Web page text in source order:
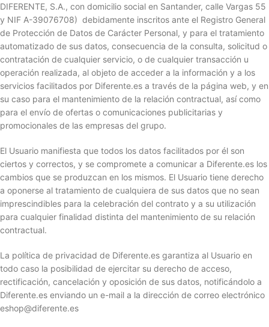
DIFERENTE, S.A., con domicilio social en Santander, calle Vargas 55
y NIF A-39076708) debidamente inscritos ante el Registro General
de Protección de Datos de Carácter Personal, y para el tratamiento
automatizado de sus datos, consecuencia de la consulta, solicitud o
contratación de cualquier servicio, o de cualquier transacción u
operación realizada, al objeto de acceder a la información y a los
servicios facilitados por Diferente.es a través de la página web, y en
su caso para el mantenimiento de la relación contractual, así como
para el envío de ofertas o comunicaciones publicitarias y
promocionales de las empresas del grupo.
El Usuario manifiesta que todos los datos facilitados por él son
ciertos y correctos, y se compromete a comunicar a Diferente.es los
cambios que se produzcan en los mismos. El Usuario tiene derecho
a oponerse al tratamiento de cualquiera de sus datos que no sean
imprescindibles para la celebración del contrato y a su utilización
para cualquier finalidad distinta del mantenimiento de su relación
contractual.
La política de privacidad de Diferente.es garantiza al Usuario en
todo caso la posibilidad de ejercitar su derecho de acceso,
rectificación, cancelación y oposición de sus datos, notificándolo a
Diferente.es enviando un e-mail a la dirección de correo electrónico
eshop@diferente.es